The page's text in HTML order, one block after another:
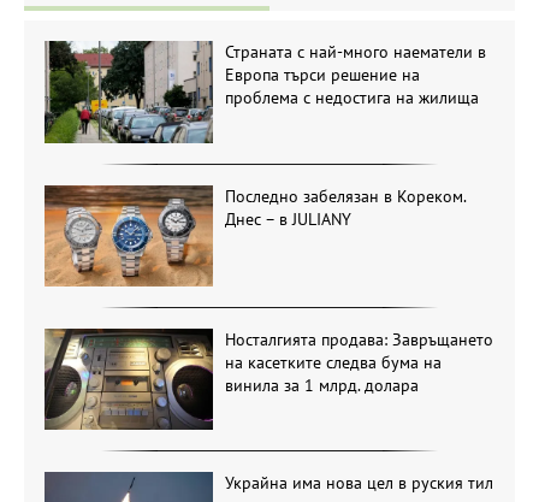
Страната с най-много наематели в
Европа търси решение на
проблема с недостига на жилища
Последно забелязан в Кореком.
Днес – в JULIANY
Носталгията продава: Завръщането
на касетките следва бума на
винила за 1 млрд. долара
Украйна има нова цел в руския тил